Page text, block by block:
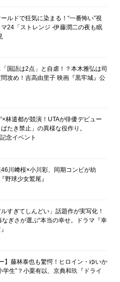
ルドで狂気に染まる！“一番怖い”視
24「ストレンジ -伊藤潤二の夜も眠
国語は2点」と自虐！？本木雅弘は司
攻め！吉高由里子 映画『黒牢城』公
林遣都が競演！UTAが俳優デビュー
たき禁止」の異様な役作り。
念イベント
46川﨑桜×小川彩、同期コンビが紡
野球少女鷲尾』
すぎてしんどい」話題作が実写化！
ぎさが選ぶ“本当の幸せ。ドラマ『幸
】藤林泰也も驚愕！ヒロイン・ゆいか
学生”？小栗有以、京典和玖『ドライ